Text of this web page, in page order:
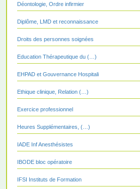
Déontologie, Ordre infirmier
Diplôme, LMD et reconnaissance
Droits des personnes soignées
Education Thérapeutique du (…)
EHPAD et Gouvernance Hospitali
Ethique clinique, Relation (…)
Exercice professionnel
Heures Supplémentaires, (…)
IADE Inf Anesthésistes
IBODE bloc opératoire
IFSI Instituts de Formation